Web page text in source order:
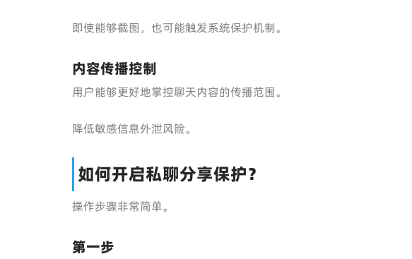
即使能够截图，也可能触发系统保护机制。
内容传播控制
用户能够更好地掌控聊天内容的传播范围。
降低敏感信息外泄风险。
如何开启私聊分享保护？
操作步骤非常简单。
第一步